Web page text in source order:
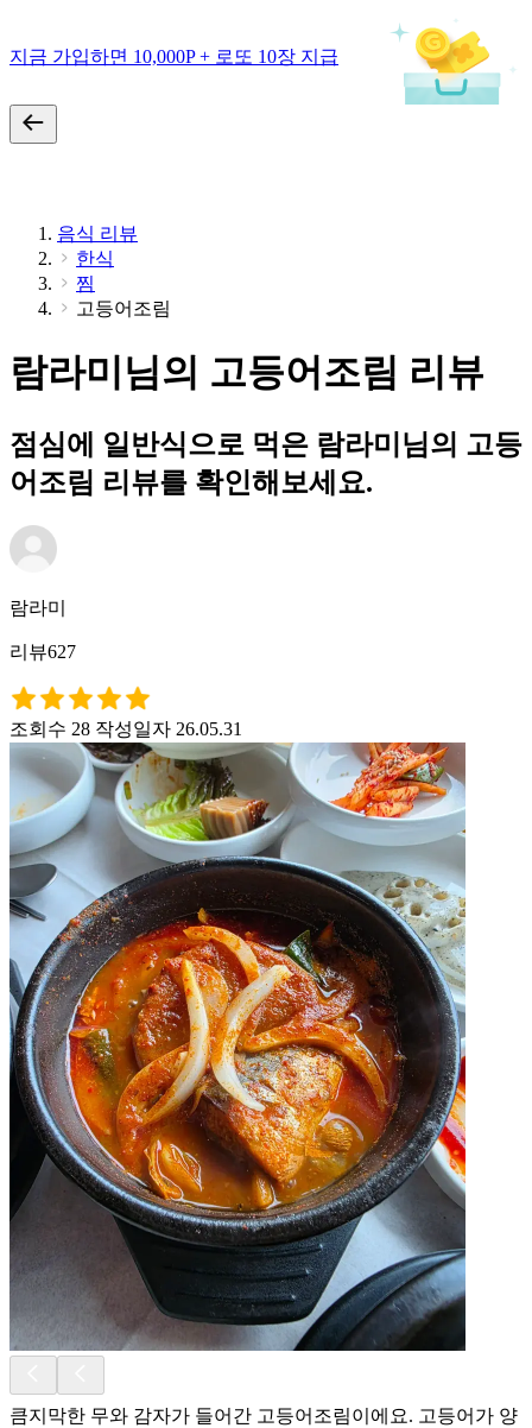
지금 가입하면 10,000P + 로또 10장 지급
음식 리뷰
한식
찜
고등어조림
람라미님의 고등어조림 리뷰
점심에 일반식으로 먹은 람라미님의 고등
어조림 리뷰를 확인해보세요.
람라미
리뷰627
조회수 28 작성일자 26.05.31
큼지막한 무와 감자가 들어간 고등어조림이에요. 고등어가 양